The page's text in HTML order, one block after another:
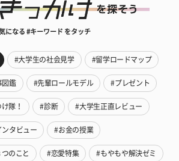
になる #キーワード をタッチ
#大学生の社会見学 #留学ロードマップ
図鑑 #先輩ロールモデル #プレゼント
隊！ #診断 #大学生正直レビュー
ンタビュー #お金の授業
のこと #恋愛特集 #もやもや解決ゼミ